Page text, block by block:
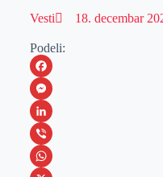
Vesti 18. decembar
Podeli:
F
a
c
e
M
e
s
L
iV